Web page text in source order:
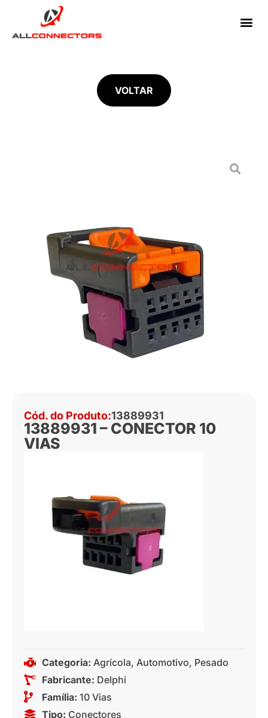
VOLTAR
Cód. do Produto:13889931
13889931 – CONECTOR 10
VIAS
Categoria: Agrícola, Automotivo, Pesado
Fabricante: Delphi
Família: 10 Vias
Tipo: Conectores